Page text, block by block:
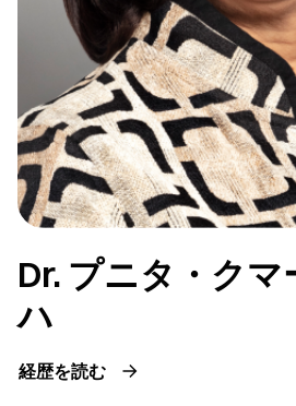
Dr. プニタ・ク
ハ
経歴を読む